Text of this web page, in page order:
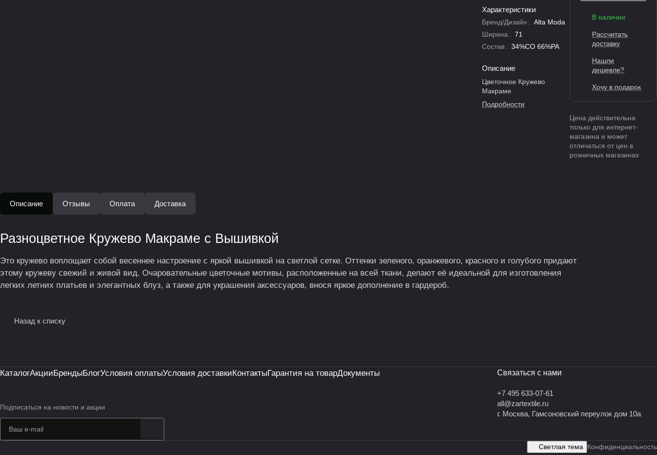
Характеристики
Бренд/Дизайн : Alta Moda
Ширина : 71
Состав: 34%CO 66%PA
Описание
Цветочное Кружево
Макраме
Подробности
В наличии
Рассчитать
доставку
Нашли
дешевле?
Хочу в подарок
Цена действительна
только для интернет-
магазина и может
отличаться от цен в
розничных магазинах
Описание Отзывы Оплата Доставка
Разноцветное Кружево Макраме с Вышивкой
Это кружево воплощает собой весеннее настроение с яркой вышивкой на светлой сетке. Оттенки зеленого, оранжевого, красного и голубого придают
этому кружеву свежий и живой вид. Очаровательные цветочные мотивы, расположенные на всей ткани, делают её идеальной для изготовления
легких летних платьев и элегантных блуз, а также для украшения аксессуаров, внося яркое дополнение в гардероб.
Назад к списку
КаталогАкцииБрендыБлогУсловия оплатыУсловия доставкиКонтактыГарантия на товарДокументы
Подписаться на новости и акции
Связаться с нами
+7 495 633-07-61
all@zartextile.ru
г. Москва, Гамсоновский переулок дом 10а
Светлая тема Конфиденциальность